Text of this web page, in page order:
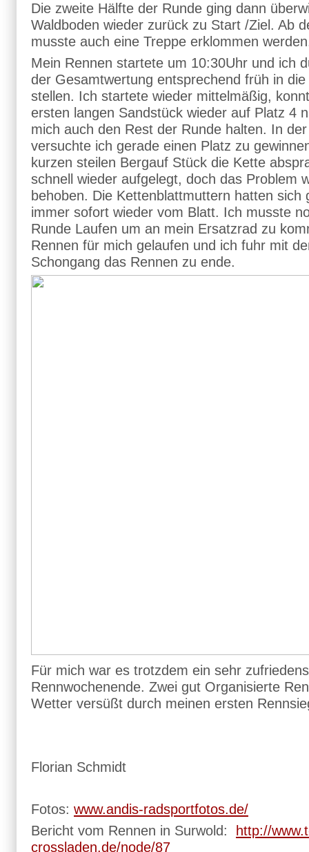
Die zweite Hälfte der Runde ging dann
Waldboden wieder zurück zu Start /Ziel. Ab
musste auch eine Treppe erklommen
Mein Rennen startete um 10:30Uhr und ich
der Gesamtwertung entsprechend früh in
stellen. Ich startete wieder mittelmäßig,
ersten langen Sandstück wieder auf Platz 4
mich auch den Rest der Runde halten. In
versuchte ich gerade einen Platz zu
kurzen steilen Bergauf Stück die Kette
schnell wieder aufgelegt, doch das Problem
behoben. Die Kettenblattmuttern hatten sich
immer sofort wieder vom Blatt. Ich musste
Runde Laufen um an mein Ersatzrad zu
Rennen für mich gelaufen und ich fuhr mit
Schongang das Rennen zu ende.
Für mich war es trotzdem ein sehr
Rennwochenende. Zwei gut Organisierte
Wetter versüßt durch meinen ersten
Florian Schmidt
Fotos: www.andis-radsportfotos.de/
Bericht vom Rennen in Surwold:
http://
crossladen.de/node/87